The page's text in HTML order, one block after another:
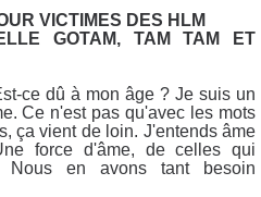
VICTIMES DES HLM
GOTAM, TAM TAM ET
ce dû à mon âge ? Je suis un
Ce n'est pas qu'avec les mots
ça vient de loin. J'entends âme
force d'âme, de celles qui
Nous en avons tant besoin